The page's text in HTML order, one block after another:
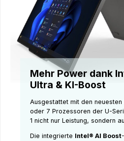
Mehr Power dank
Ultra & KI-Boost
Ausgestattet mit den
oder 7 Prozessoren der U-
1 nicht nur Leistung, sondern
Die integrierte Intel® AI Boost